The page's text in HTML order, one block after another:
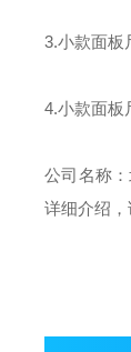
3.小款面板
4.小款面板
公司名称
详细介绍